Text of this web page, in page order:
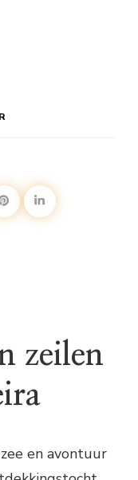
zeilen
en avontuur